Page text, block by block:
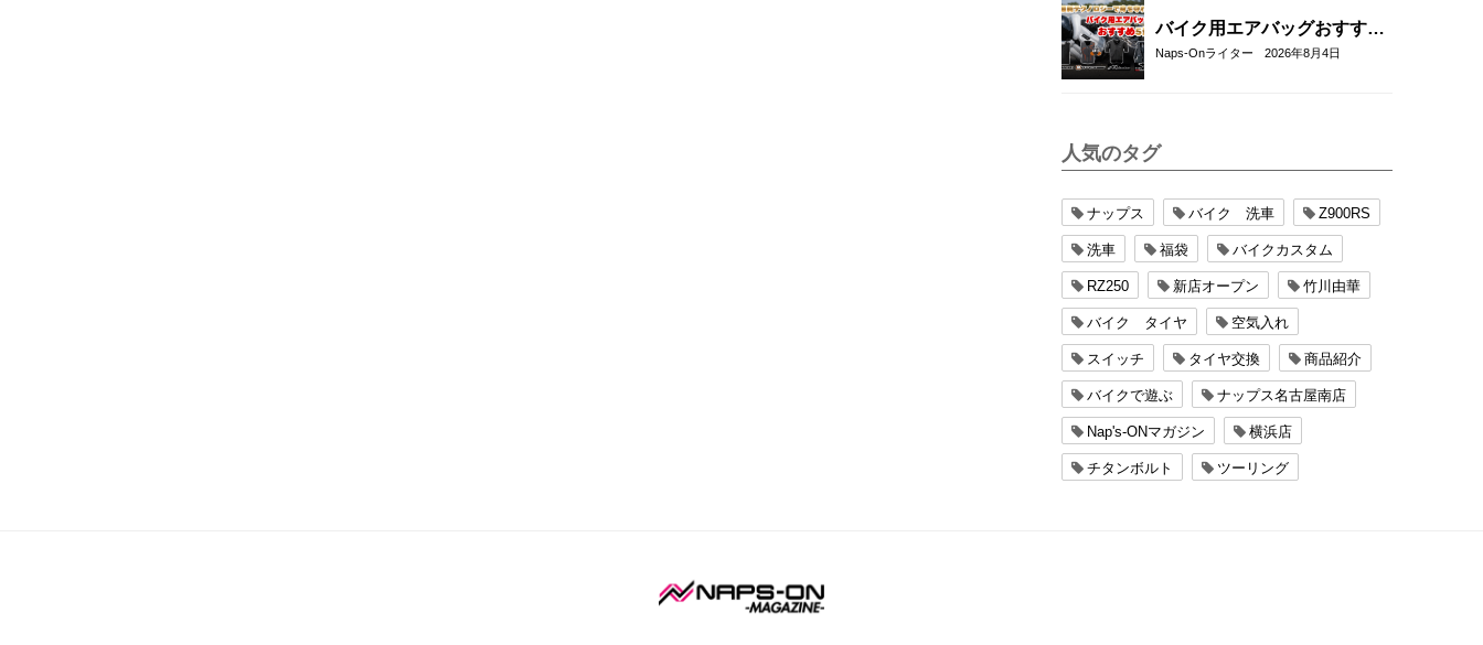
バイク用エアバッグおすすめ
5選！｜RSタイチ・HYOD・
Naps-Onライター 2026年8月4日
人気のタグ
ナップス バイク 洗車 Z900RS
洗車 福袋 バイクカスタム
RZ250 新店オープン 竹川由華
バイク タイヤ 空気入れ
スイッチ タイヤ交換 商品紹介
バイクで遊ぶ ナップス名古屋南店
Nap's-ONマガジン 横浜店
チタンボルト ツーリング